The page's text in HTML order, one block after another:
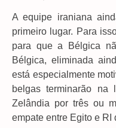
A equipe iraniana
primeiro lugar. Para
para que a Bélgica
Bélgica, eliminada
está especialmente
belgas terminarão na
Zelândia por três ou
empate entre Egito e RI